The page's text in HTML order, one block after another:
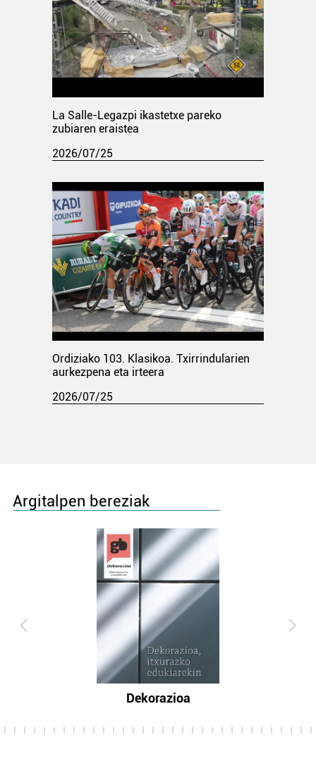
La Salle-Legazpi ikastetxe pareko
zubiaren eraistea
2026/07/25
Ordiziako 103. Klasikoa. Txirrindularien
aurkezpena eta irteera
2026/07/25
Argitalpen bereziak
Dekorazioa